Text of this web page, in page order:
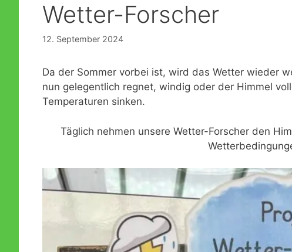
Formulare
Öffentlichkeitsarbeit
Konzeption der KiTa
Notfallplan für personelle Engpässe
Fragen und Antworten zur Praxis der Offenen Arbeit
Brandschutzmaßnahmen
Lesemaus trifft Leseratte
Wetter-Forscher
12. September 2024
Da der Sommer vorbei ist, wird das Wetter wieder
nun gelegentlich regnet, windig oder der Himmel
Temperaturen sinken.
Täglich nehmen unsere Wetter-Forscher den